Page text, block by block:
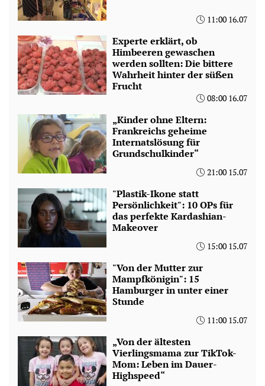
11:00 16.07
Experte erklärt, ob
Himbeeren gewaschen
werden sollten: Die bittere
Wahrheit hinter der süßen
Frucht
08:00 16.07
„Kinder ohne Eltern:
Frankreichs geheime
Internatslösung für
Grundschulkinder“
21:00 15.07
"Plastik-Ikone statt
Persönlichkeit": 10 OPs für
das perfekte Kardashian-
Makeover
15:00 15.07
"Von der Mutter zur
Mampfkönigin": 15
Hamburger in unter einer
Stunde
11:00 15.07
„Von der ältesten
Vierlingsmama zur TikTok-
Mom: Leben im Dauer-
Highspeed“